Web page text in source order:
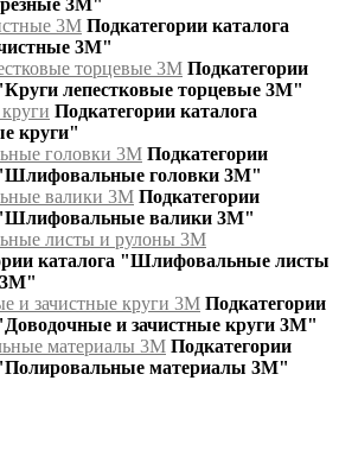
3М"
3М Подкатегории каталога
3М"
торцевые 3М Подкатегории
лепестковые торцевые 3М"
Подкатегории каталога
круги"
головки 3М Подкатегории
"Шлифовальные головки 3М"
валики 3М Подкатегории
"Шлифовальные валики 3М"
листы и рулоны 3М
каталога "Шлифовальные листы
3М"
и зачистные круги 3М Подкатегории
и зачистные круги 3М"
материалы 3М Подкатегории
материалы 3М"